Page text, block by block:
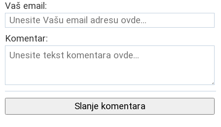
Vaš email:
Komentar:
Slanje komentara